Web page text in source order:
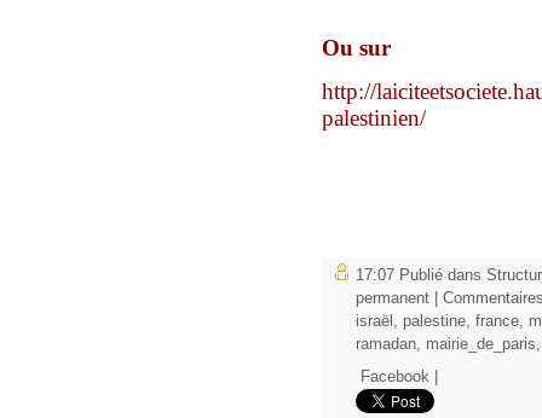
Ou sur
http://
palestinien/
17:07 Publié dans
permanent
israël
palestine france
ramadan
mairie_de_paris
Facebook